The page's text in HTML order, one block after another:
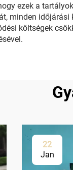
ezek a
minden
költségek
22
Jan